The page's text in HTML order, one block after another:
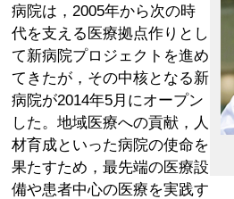
病院は，2005年から次の時
代を支える医療拠点作りとし
て新病院プロジェクトを進め
てきたが，その中核となる新
病院が2014年5月にオープン
した。地域医療への貢献，人
材育成といった病院の使命を
果たすため，最先端の医療設
備や患者中心の医療を実践す